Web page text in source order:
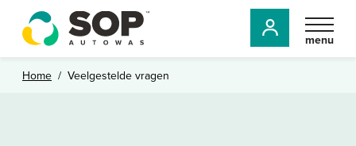
menu
Home / Veelgestelde vragen